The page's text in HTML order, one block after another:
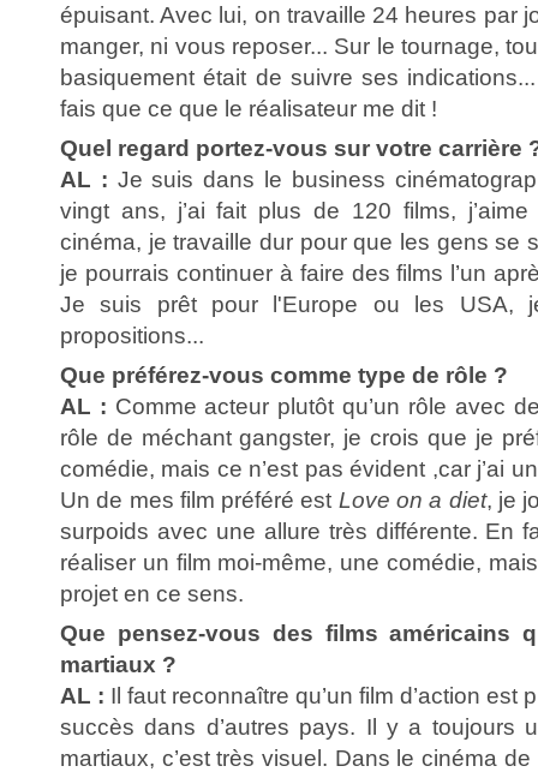
épuisant. Avec lui, on travaille 24 heures par
manger, ni vous reposer... Sur le tournage,
basiquement était de suivre ses
fais que ce que le réalisateur me dit !
Quel regard portez-vous sur votre carrière
AL : Je suis dans le business
vingt ans, j’ai fait plus de 120 films,
cinéma, je travaille dur pour que les gens se
je pourrais continuer à faire des films l’un
Je suis prêt pour l'Europe ou les USA,
propositions...
Que préférez-vous comme type de rôle ?
AL : Comme acteur plutôt qu’un rôle avec
rôle de méchant gangster, je crois que je
comédie, mais ce n’est pas évident ,car j’ai
Un de mes film préféré est Love on a diet, je
surpoids avec une allure très différente. En
réaliser un film moi-même, une comédie,
projet en ce sens.
Que pensez-vous des films américains
martiaux ?
AL : Il faut reconnaître qu’un film d’action est
succès dans d’autres pays. Il y a toujours
martiaux, c’est très visuel. Dans le cinéma